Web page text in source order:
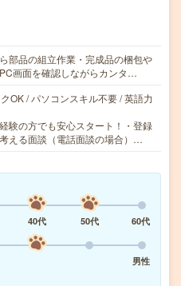
部品の組立作業・完成品の梱包や
画面を確認しながらカンタ…
OK / パソコンスキル不要 / 英語力
験の方でも安心スタート！・登録
える面談（電話面談の場合）…
40代 50代
60代
男性